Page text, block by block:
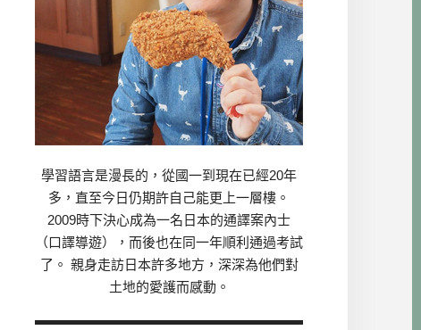
學習語言是漫長的，從國一到現在已經20年
多，直至今日仍期許自己能更上一層樓。
2009時下決心成為一名日本的通譯案內士
（口譯導遊），而後也在同一年順利通過考試
了。 親身走訪日本許多地方，深深為他們對
土地的愛護而感動。